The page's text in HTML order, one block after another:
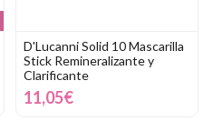
D'Lucanni Solid 10 Mascarilla
Stick Remineralizante y
Clarificante
11,05€